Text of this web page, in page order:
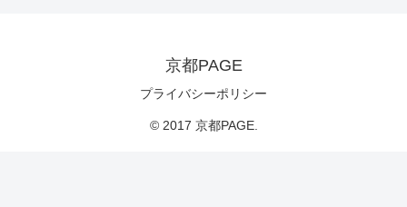
京都PAGE
プライバシーポリシー
© 2017 京都PAGE.